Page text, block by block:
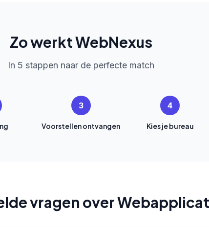
Zo werkt WebNexus
In 5 stappen naar de perfecte match
3
Voorstellen ontvangen
4
Kies je bureau
vragen over